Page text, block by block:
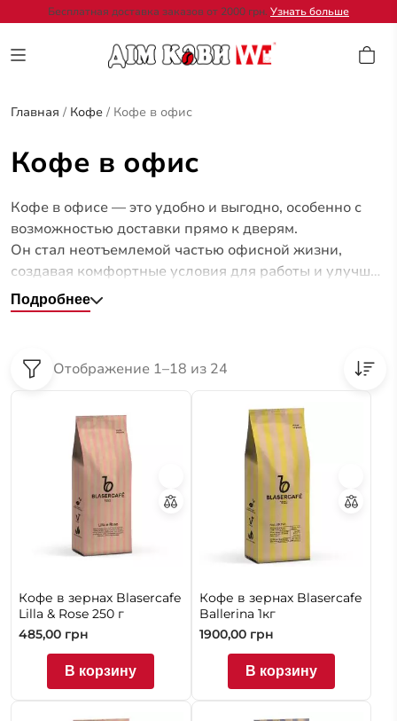
Бесплатная доставка заказов от 2000 грн. Узнать больше
Главная / Кофе / Кофе в офис
Кофе в офис
Кофе в офисе — это удобно и выгодно, особенно с
возможностью доставки прямо к дверям.
Он стал неотъемлемой частью офисной жизни,
создавая комфортные условия для работы и улучшая
настрой команды.
Подробнее
Отображение 1–18 из 24
Кофе в зернах Blasercafe
Lilla & Rose 250 г
485,00 грн
В корзину
Кофе в зернах Blasercafe
Ballerina 1кг
1900,00 грн
В корзину